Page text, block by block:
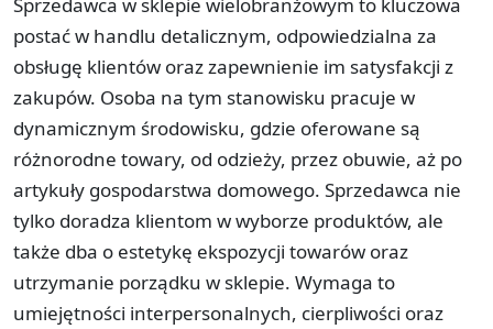
postać w handlu detalicznym, odpowiedzialna za
obsługę klientów oraz zapewnienie im satysfakcji z
zakupów. Osoba na tym stanowisku pracuje w
dynamicznym środowisku, gdzie oferowane są
różnorodne towary, od odzieży, przez obuwie, aż po
artykuły gospodarstwa domowego. Sprzedawca nie
tylko doradza klientom w wyborze produktów, ale
także dba o estetykę ekspozycji towarów oraz
utrzymanie porządku w sklepie. Wymaga to
umiejętności interpersonalnych, cierpliwości oraz